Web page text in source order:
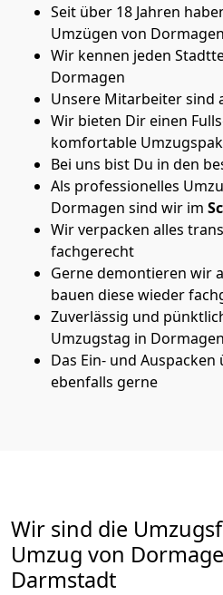
Seit über 18 Jahren
Umzügen von
Wir kennen jeden
Dormagen
Unsere Mitarbeiter sind
Wir bieten Dir einen
komfortable
Bei uns bist Du in den
Als professionelles
Dormagen sind wir im
Wir verpacken alles
fachgerecht
Gerne demontieren wir
bauen diese wieder
Zuverlässig und
Umzugstag in
Das Ein- und
ebenfalls gerne
Wir sind die
Umzug von
Darmstadt